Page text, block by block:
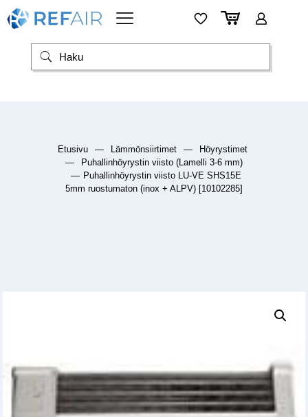
Etusivu — Lämmönsiirtimet —
Höyrystimet
—
Puhallinhöyrystin viisto (Lamelli 3-6 mm)
— Puhallinhöyrystin viisto LU-VE SHS15E
5mm ruostumaton (inox + ALPV) [10102285]